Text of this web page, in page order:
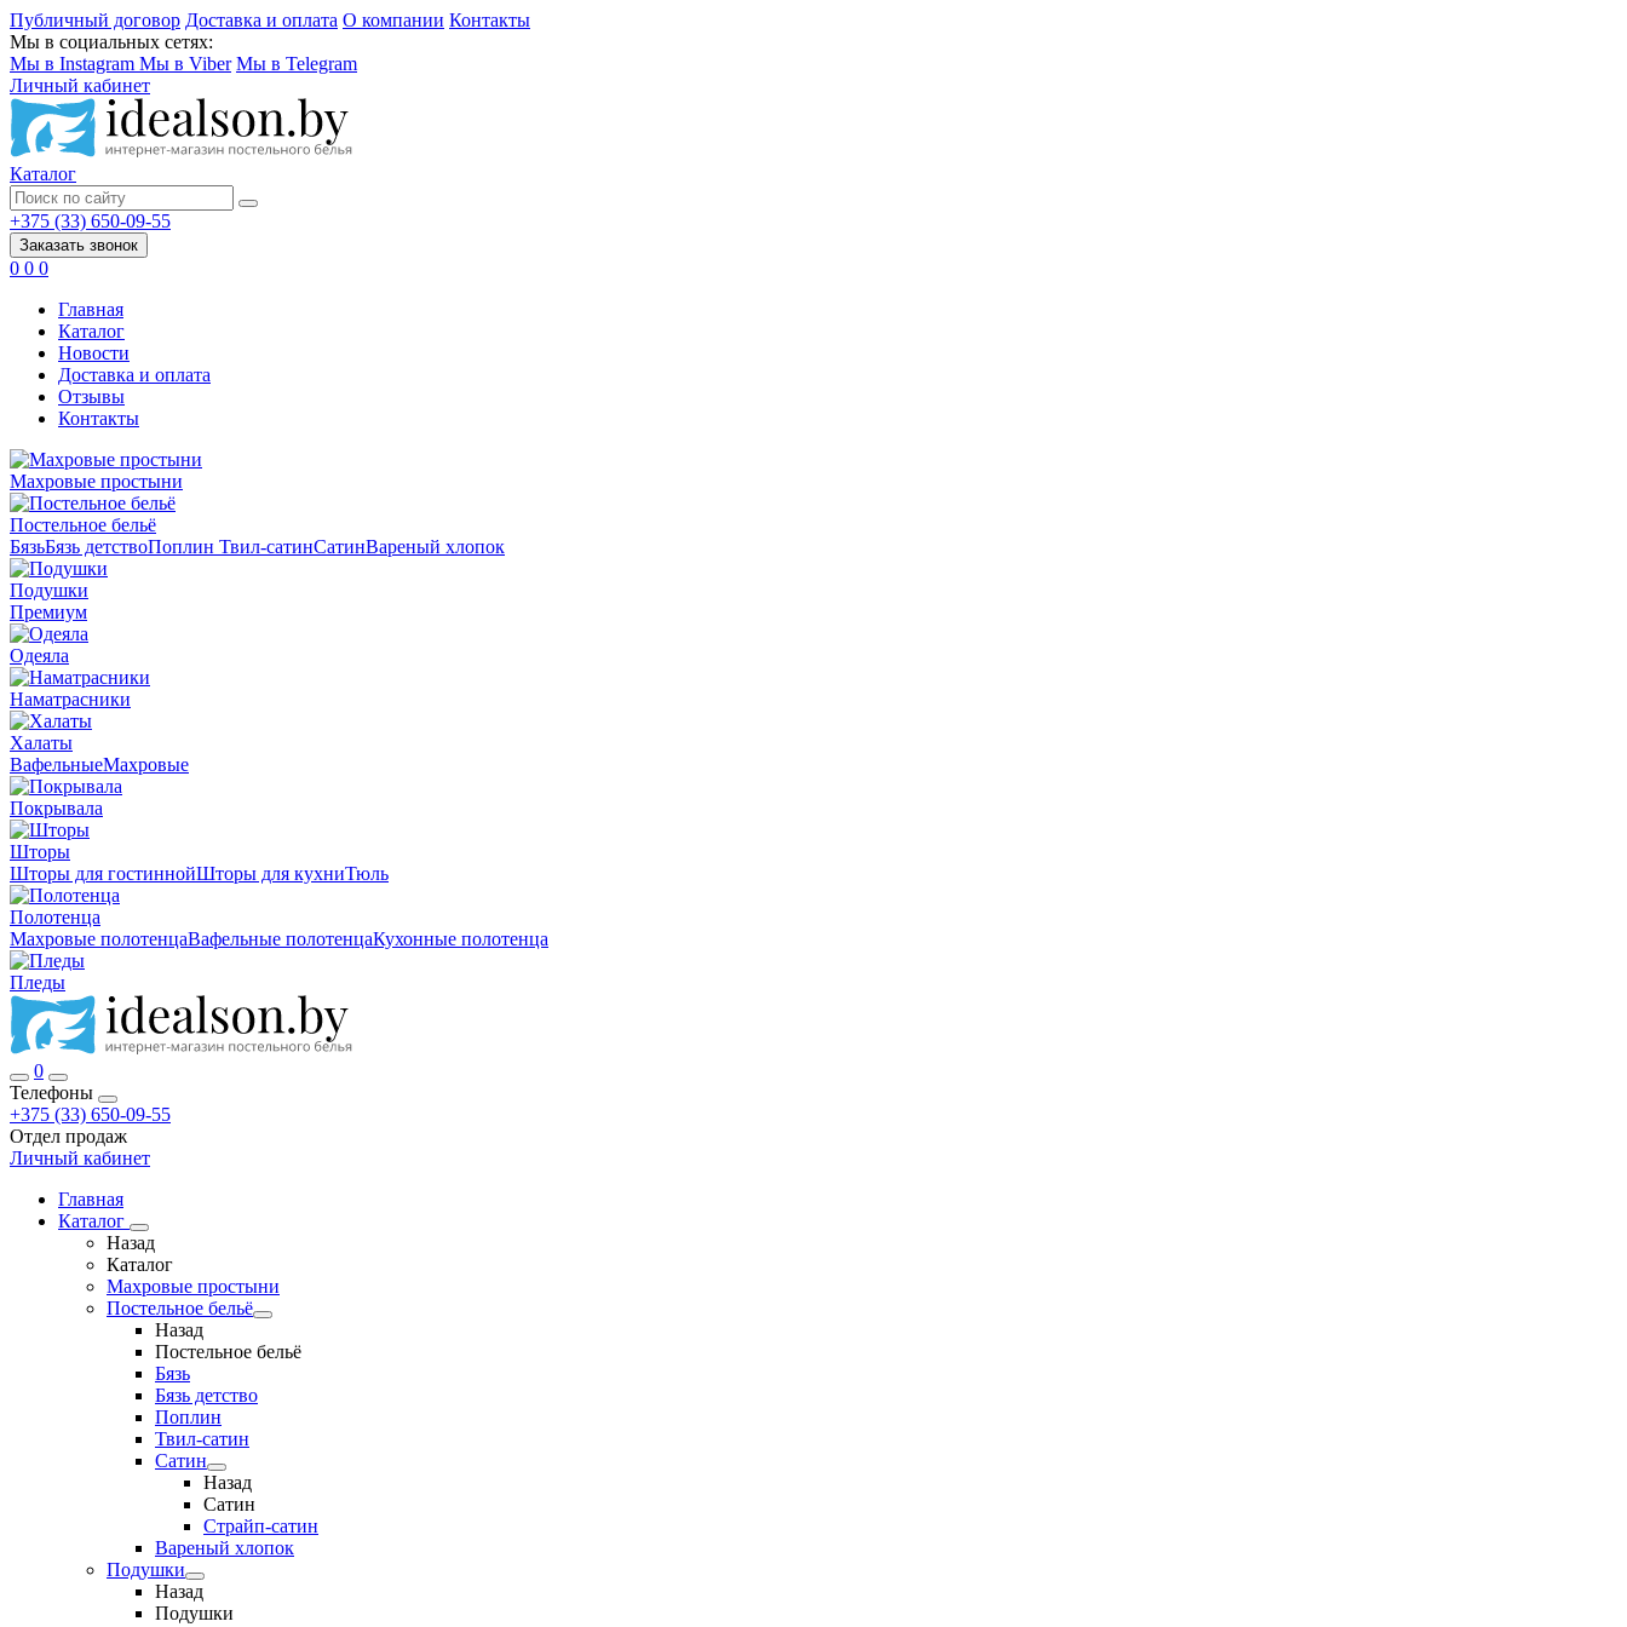
Публичный договор Доставка и оплата О компании Контакты
Мы в социальных сетях:
Мы в Instagram Мы в Viber Мы в Telegram
Личный кабинет
Каталог
+375 (33) 650-09-55
Заказать звонок
0 0 0
Главная
Каталог
Новости
Доставка и оплата
Отзывы
Контакты
Махровые простыни
Постельное бельё
БязьБязь детствоПоплин Твил-сатинСатинВареный хлопок
Подушки
Премиум
Одеяла
Наматрасники
Халаты
ВафельныеМахровые
Покрывала
Шторы
Шторы для гостиннойШторы для кухниТюль
Полотенца
Махровые полотенцаВафельные полотенцаКухонные полотенца
Пледы
0
Телефоны
+375 (33) 650-09-55
Отдел продаж
Личный кабинет
Главная
Каталог
Назад
Каталог
Махровые простыни
Постельное бельё
Назад
Постельное бельё
Бязь
Бязь детство
Поплин
Твил-сатин
Сатин
Назад
Сатин
Страйп-сатин
Вареный хлопок
Подушки
Назад
Подушки